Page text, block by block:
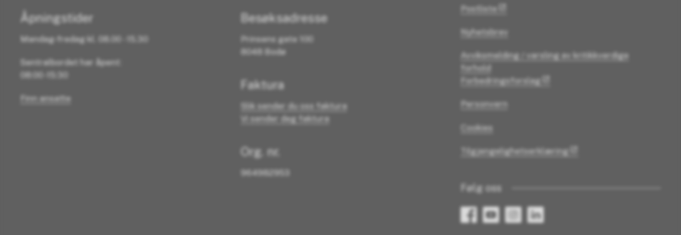
Åpningstider
Mandag-fredag kl. 08.00 - 15.30
Sentralbordet har åpent:
08:00 -15:30
Finn ansatte
Besøksadresse
Prinsens gate 100
8048 Bodø
Faktura
Slik sender du oss faktura
Vi sender deg faktura
Org. nr.
964982953
Postliste
Nyhetsbrev
Avviksmelding / varsling av kritikkverdige
forhold
Forbedringsforslag
Personvern
Cookies
Tilgjengelighetserklæring
Følg oss